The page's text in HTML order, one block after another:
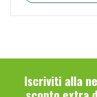
Iscriviti alla